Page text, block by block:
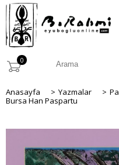
0
Anasayfa > Yazmalar >
Bursa Han Paspartu